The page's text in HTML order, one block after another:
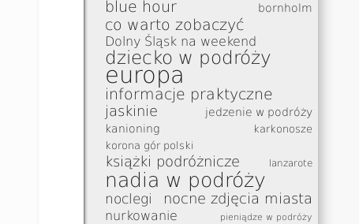
blue hour bornholm
co warto zobaczyć
Dolny Śląsk na weekend
dziecko w podróży
europa
informacje praktyczne
jaskinie
jedzenie w podróży
kanioning
karkonosze
korona gór polski
książki podróżnicze lanzarote
nadia w podróży
noclegi nocne zdjęcia miasta
nurkowanie
pieniądze w podróży